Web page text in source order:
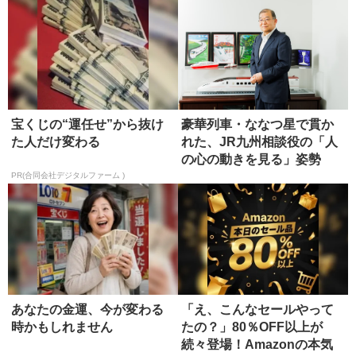
宝くじの“運任せ”から抜け
た人だけ変わる
PR(合同会社デジタルファーム )
豪華列車・ななつ星で貫か
れた、JR九州相談役の「人
の心の動きを見る」姿勢
あなたの金運、今が変わる
時かもしれません
「え、こんなセールやって
たの？」80％OFF以上が
続々登場！Amazonの本気